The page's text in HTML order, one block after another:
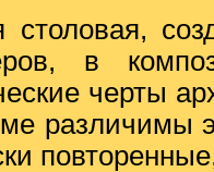
столовая,
в
черты
различимы